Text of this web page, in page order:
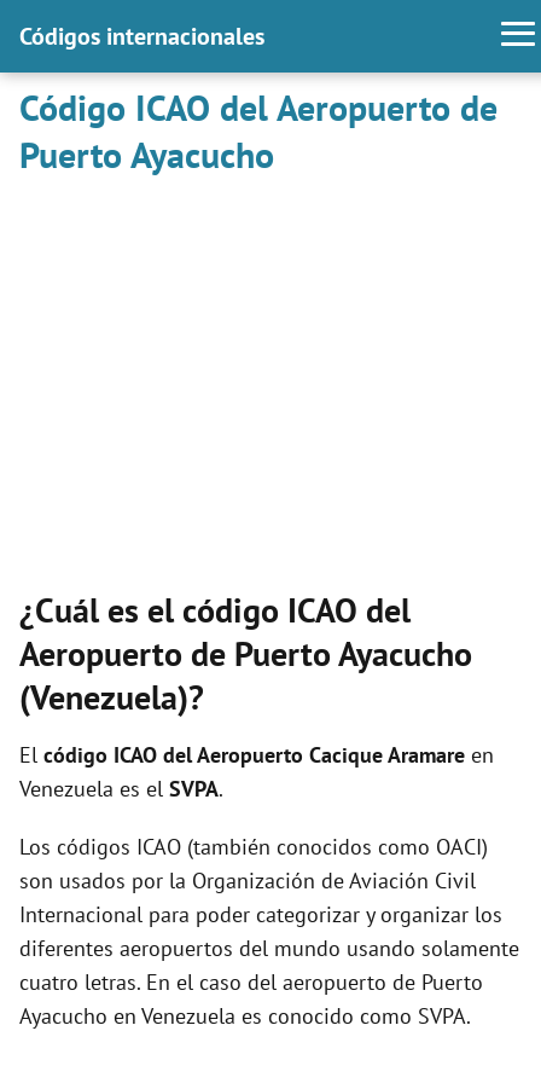
Códigos internacionales
Código ICAO del Aeropuerto de
Puerto Ayacucho
¿Cuál es el código ICAO del
Aeropuerto de Puerto Ayacucho
(Venezuela)?
El código ICAO delAeropuerto Cacique Aramare en
Venezuela es el SVPA.
Los códigos ICAO (también conocidos como OACI)
son usados por la Organización de Aviación Civil
Internacional para poder categorizar y organizar los
diferentes aeropuertos del mundo usando solamente
cuatro letras. En el caso del aeropuerto de Puerto
Ayacucho en Venezuela es conocido como SVPA.